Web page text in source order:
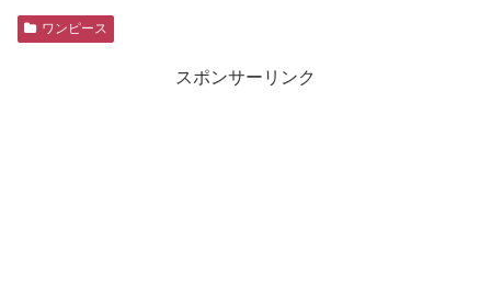
ワンピース
スポンサーリンク